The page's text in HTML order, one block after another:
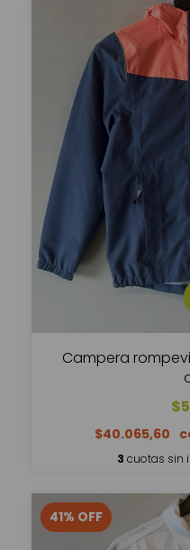
Campera
$40.065,60
3 cuotas sin
41% OFF